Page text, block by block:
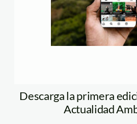
Descarga la primera
Actualidad